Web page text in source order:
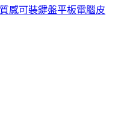
感可裝鍵盤平板電腦皮